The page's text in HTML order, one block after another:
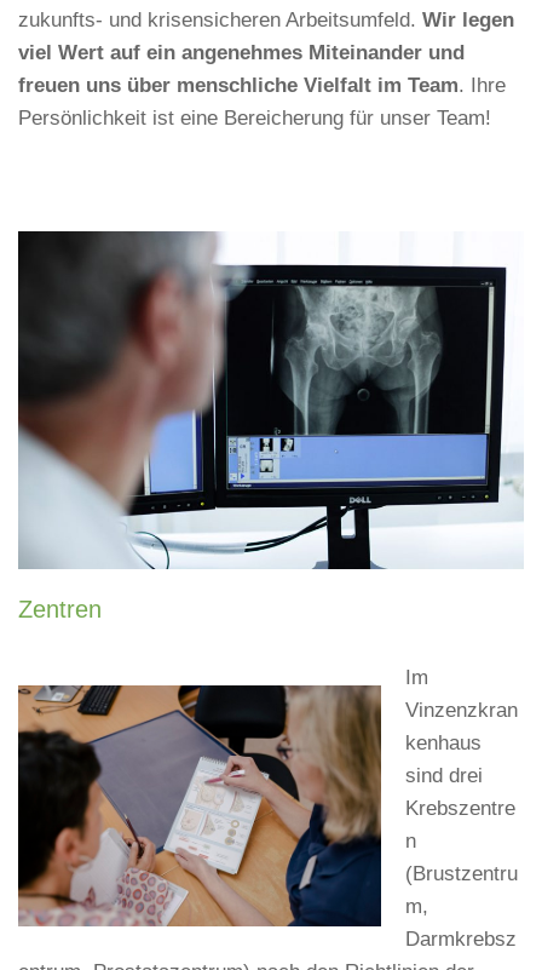
zukunfts- und krisensicheren Arbeitsumfeld. Wir legen
viel Wert auf ein angenehmes Miteinander und
freuen uns über menschliche Vielfalt im Team. Ihre
Persönlichkeit ist eine Bereicherung für unser Team!
Zentren
Im
Vinzenzkran
kenhaus
sind drei
Krebszentre
n
(Brustzentru
m,
Darmkrebsz